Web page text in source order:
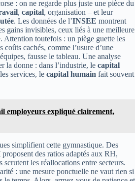
: on ne regarde plus juste une pièce du
, capital, organisation – et leur
. Les données de l’INSEE montrent
gains invisibles, ceux liés à une meilleure
Attention toutefois : un piège guette les
coûts cachés, comme l’usure d’une
fausse le tableau. Une analyse
la donne : dans l’industrie, le capital
services, le capital humain fait souvent
employeurs expliqué clairement,
simplifient cette gymnastique. Des
proposent des ratios adaptés aux RH,
scrutent les réallocations entre secteurs.
: une mesure ponctuelle ne vaut rien si